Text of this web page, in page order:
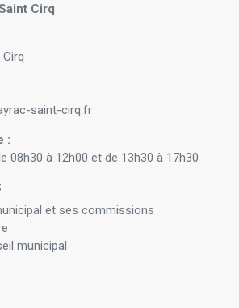
Cirq
saint-cirq.fr
:
08h30 à 12h00 et de 13h30 à 17h30
et ses commissions
municipal